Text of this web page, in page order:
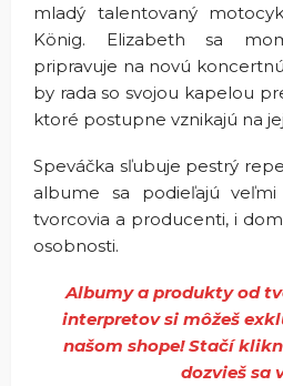
mladý talentovaný
König. Elizabeth sa
pripravuje na novú
by rada so svojou kapelou
ktoré postupne vznikajú na
Speváčka sľubuje pestrý
albume sa podieľajú veľmi
tvorcovia a producenti, i
osobnosti.
Albumy a produkty od
interpretov si môžeš
našom shope! Stačí
dozvieš sa